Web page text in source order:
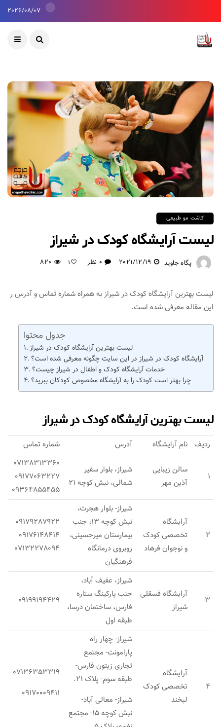
2026/08/07
کاشت مو طبیعی
لیست آرایشگاه کودک در شیراز
پگاه جاوید 2021/12/19 0 نظر 1
820
لیست بهترین آرایشگاه کودک در شیراز به همراه شماره تماس و آدرس ر
این مقاله معرفی شده است.
جدول محتوا
لیست بهترین آرایشگاه کودک در شیراز
آرایشگاه کودک در شیراز در این سایت چگونه معرفی شده است؟
خدمات آرایشگاه کودک و اطفال در شیراز چیست؟
چرا بهتر است کودک را به آرایشگاه مخصوص کودکان ببرید؟
لیست بهترین آرایشگاه کودک در شیراز
ردیف نام آرایشگاه آدرس شماره تماس
1
سالن زیبایی
آذین مهر
شیراز، بلوار سفیر
شمالی، نبش کوچه 21
07138313360
09177063227
09364855455
2
آرایشگاه
تخصصی کودک
و نوجوان فرهاد
شیراز- بلوار هجرت،
نبش کوچه 13، جنب
بیمارستان میرحسینی،
روبروی درمانگاه
فرهنگیان
09179287922
09176148414
07132278094
3
آرایشگاه فسقلی
شیراز
شیراز، عفیف آباد،
جنب پارکینگ ستاره
فارس، ساختمان درسا،
طبقه اول
09199194429
4
آرایشگاه
تخصصی کودک
لبخند
شیراز- چهار راه
پارامونت- مجتمع
تجاری زیتون فارس-
طبقه سوم- پلاک 21.
شیراز- معالی آباد-
نبش کوچه 15- مجتمع
07136353319
09170009411